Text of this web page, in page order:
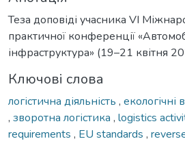
Теза доповіді учасника VІ
практичної конференції
інфраструктура» (19–21 квітня
Ключові слова
логістична діяльність , екологічні
, зворотна логістика , logistics
requirements , EU standards ,